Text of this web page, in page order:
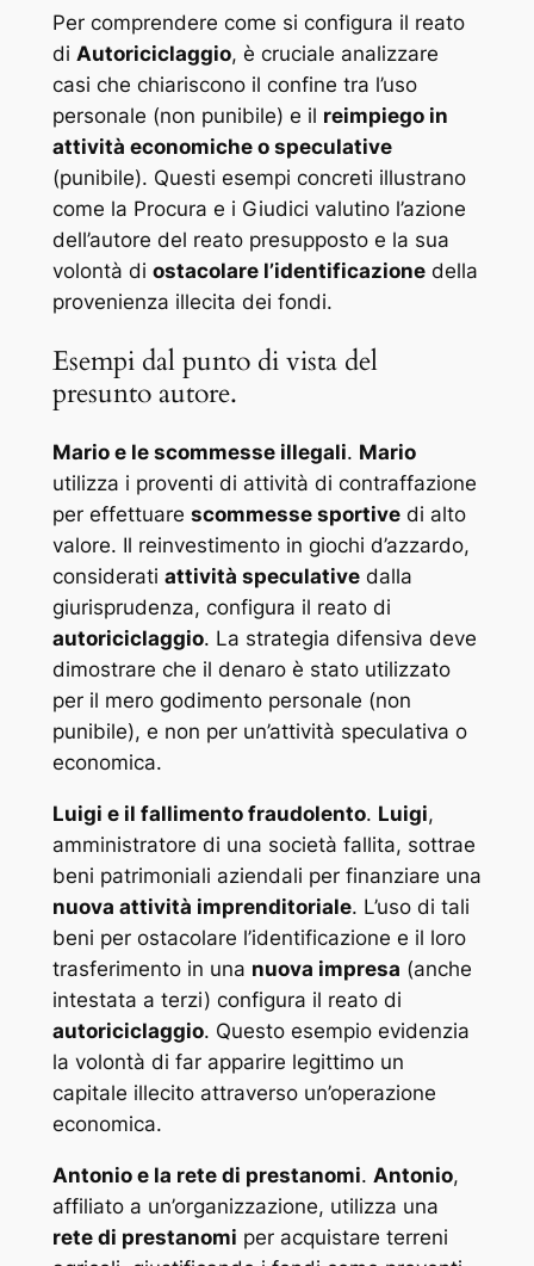
Per comprendere come si configura il reato
di Autoriciclaggio, è cruciale analizzare
casi che chiariscono il confine tra l’uso
personale (non punibile) e il reimpiego in
attività economiche o speculative
(punibile). Questi esempi concreti illustrano
come la Procura e i Giudici valutino l’azione
dell’autore del reato presupposto e la sua
volontà di ostacolare l’identificazionedella
provenienza illecita dei fondi.
Esempi dal punto di vista del
presunto autore.
Mario e le scommesse illegali. Mario
utilizza i proventi di attività di contraffazione
per effettuare scommesse sportivedi alto
valore. Il reinvestimento in giochi d’azzardo,
considerati attività speculativedalla
giurisprudenza, configura il reato di
autoriciclaggio. La strategia difensiva deve
dimostrare che il denaro è stato utilizzato
per il mero godimento personale (non
punibile), e non per un’attività speculativa o
economica.
Luigi e il fallimento fraudolento. Luigi,
amministratore di una società fallita, sottrae
beni patrimoniali aziendali per finanziare una
nuova attività imprenditoriale. L’uso di tali
beni per ostacolare l’identificazione e il loro
trasferimento in una nuova impresa (anche
intestata a terzi) configura il reato di
autoriciclaggio. Questo esempio evidenzia
la volontà di far apparire legittimo un
capitale illecito attraverso un’operazione
economica.
Antonio e la rete di prestanomi. Antonio,
affiliato a un’organizzazione, utilizza una
rete di prestanomi per acquistare terreni